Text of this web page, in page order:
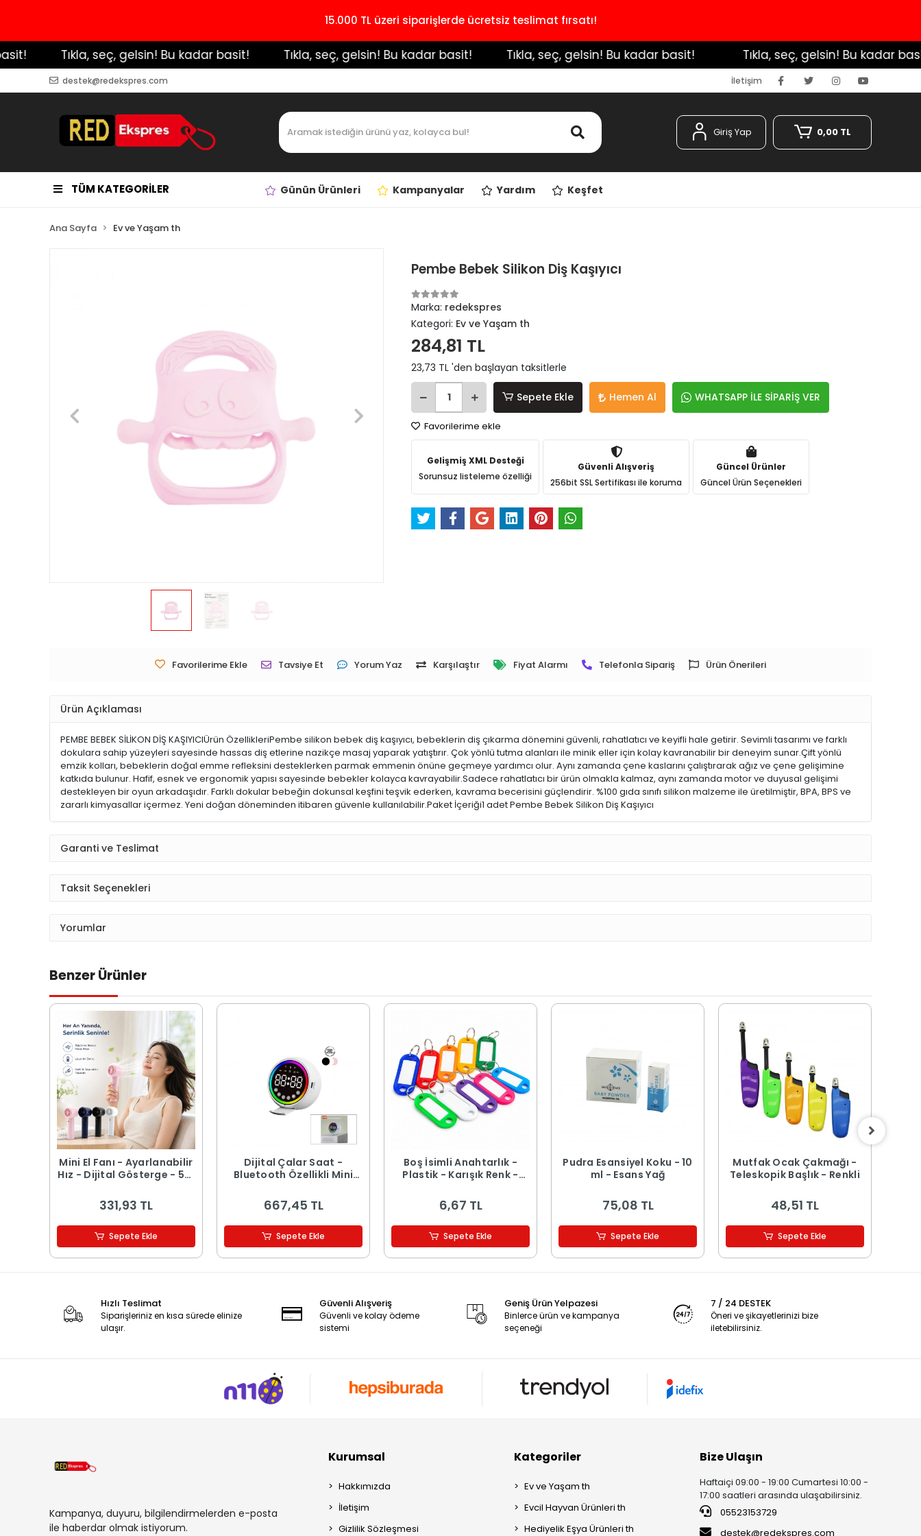
15.000 TL üzeri siparişlerde ücretsiz teslimat fırsatı!
️ Tıkla, seç, gelsin! Bu kadar basit! ️ Tıkla, seç, gelsin! Bu kadar basit! ️ Tıkla, seç, gelsin! Bu kadar basit! ️ Tıkla, seç, gelsin! Bu kadar basit!
destek@redekspres.com İletişim
Giriş Yap 0,00 TL
TÜM KATEGORİLER Günün Ürünleri Kampanyalar Yardım Keşfet
Ana Sayfa Ev ve Yaşam th
Pembe Bebek Silikon Diş Kaşıyıcı
Marka: redekspres
Kategori: Ev ve Yaşam th
284,81 TL
23,73 TL 'den başlayan taksitlerle
Sepete Ekle Hemen Al WHATSAPP İLE SİPARİŞ VER
Favorilerime ekle
Gelişmiş XML Desteği
Sorunsuz listeleme özelliği
Güvenli Alışveriş
256bit SSL Sertifikası ile koruma
Güncel Ürünler
Güncel Ürün Seçenekleri
Favorilerime Ekle Tavsiye Et Yorum Yaz Karşılaştır Fiyat Alarmı Telefonla Sipariş Ürün Önerileri
Ürün Açıklaması
PEMBE BEBEK SİLİKON DİŞ KAŞIYICIÜrün ÖzellikleriPembe silikon bebek diş kaşıyıcı, bebeklerin diş çıkarma dönemini güvenli, rahatlatıcı ve keyifli hale getirir. Sevimli tasarımı ve farklı
dokulara sahip yüzeyleri sayesinde hassas diş etlerine nazikçe masaj yaparak yatıştırır. Çok yönlü tutma alanları ile minik eller için kolay kavranabilir bir deneyim sunar.Çift yönlü
emzik kolları, bebeklerin doğal emme refleksini desteklerken parmak emmenin önüne geçmeye yardımcı olur. Aynı zamanda çene kaslarını çalıştırarak ağız ve çene gelişimine
katkıda bulunur. Hafif, esnek ve ergonomik yapısı sayesinde bebekler kolayca kavrayabilir.Sadece rahatlatıcı bir ürün olmakla kalmaz, aynı zamanda motor ve duyusal gelişimi
destekleyen bir oyun arkadaşıdır. Farklı dokular bebeğin dokunsal keşfini teşvik ederken, kavrama becerisini güçlendirir. %100 gıda sınıfı silikon malzeme ile üretilmiştir, BPA, BPS ve
zararlı kimyasallar içermez. Yeni doğan döneminden itibaren güvenle kullanılabilir.Paket İçeriği1 adet Pembe Bebek Silikon Diş Kaşıyıcı
Garanti ve Teslimat
Taksit Seçenekleri
Yorumlar
Benzer Ürünler
Mini El Fanı - Ayarlanabilir
Hız - Dijital Gösterge - 5W
331,93 TL
Sepete Ekle
Dijital Çalar Saat -
Bluetooth Özellikli Mini
Işıklı
667,45 TL
Sepete Ekle
Boş İsimli Anahtarlık -
Plastik - Karışık Renk -
6,67 TL
Sepete Ekle
Pudra Esansiyel Koku - 10
ml - Esans Yağ
75,08 TL
Sepete Ekle
Mutfak Ocak Çakmağı -
Teleskopik Başlık - Renkli
48,51 TL
Sepete Ekle
Hızlı Teslimat
Siparişleriniz en kısa sürede elinize
ulaşır.
Güvenli Alışveriş
Güvenli ve kolay ödeme
sistemi
Geniş Ürün Yelpazesi
Binlerce ürün ve kampanya
seçeneği
7 / 24 DESTEK
Öneri ve şikayetlerinizi bize
iletebilirsiniz.
Kampanya, duyuru, bilgilendirmelerden e-posta
ile haberdar olmak istiyorum.
Kurumsal
Hakkımızda
İletişim
Gizlilik Sözleşmesi
Kategoriler
Ev ve Yaşam th
Evcil Hayvan Ürünleri th
Hediyelik Eşya Ürünleri th
Bize Ulaşın
Haftaiçi 09:00 - 19:00 Cumartesi 10:00 -
17:00 saatleri arasında ulaşabilirsiniz.
05523153729
destek@redekspres.com